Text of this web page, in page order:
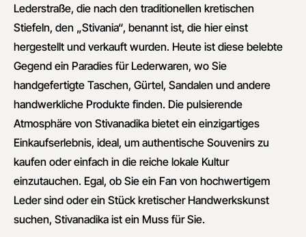
Lederstraße, die nach den traditionellen kretischen
Stiefeln, den „Stivania“, benannt ist, die hier einst
hergestellt und verkauft wurden. Heute ist diese belebte
Gegend ein Paradies für Lederwaren, wo Sie
handgefertigte Taschen, Gürtel, Sandalen und andere
handwerkliche Produkte finden. Die pulsierende
Atmosphäre von Stivanadika bietet ein einzigartiges
Einkaufserlebnis, ideal, um authentische Souvenirs zu
kaufen oder einfach in die reiche lokale Kultur
einzutauchen. Egal, ob Sie ein Fan von hochwertigem
Leder sind oder ein Stück kretischer Handwerkskunst
suchen, Stivanadika ist ein Muss für Sie.